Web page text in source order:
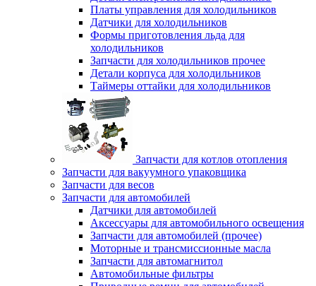
Платы управления для холодильников
Датчики для холодильников
Формы приготовления льда для
холодильников
Запчасти для холодильников прочее
Детали корпуса для холодильников
Таймеры оттайки для холодильников
Запчасти для котлов отопления
Запчасти для вакуумного упаковщика
Запчасти для весов
Запчасти для автомобилей
Датчики для автомобилей
Аксессуары для автомобильного освещения
Запчасти для автомобилей (прочее)
Моторные и трансмиссионные масла
Запчасти для автомагнитол
Автомобильные фильтры